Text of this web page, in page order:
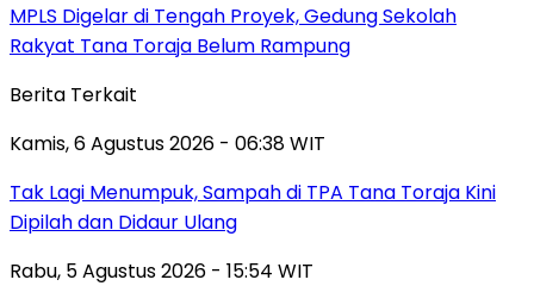
MPLS Digelar di Tengah Proyek, Gedung Sekolah
Rakyat Tana Toraja Belum Rampung
Berita Terkait
Kamis, 6 Agustus 2026 - 06:38 WIT
Tak Lagi Menumpuk, Sampah di TPA Tana Toraja Kini
Dipilah dan Didaur Ulang
Rabu, 5 Agustus 2026 - 15:54 WIT